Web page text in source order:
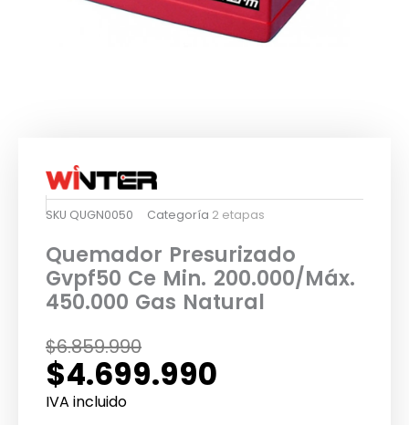
SKU QUGN0050 Categoría 2 etapas
Quemador Presurizado
Gvpf50 Ce Min. 200.000/Máx.
450.000 Gas Natural
$6.859.990
El
precio
original
$4.699.990
El
precio
actual
IVA incluido